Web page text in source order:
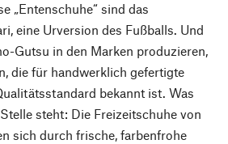
„Entenschuhe“ sind das
eine Urversion des Fußballs. Und
Gutsu in den Marken produzieren,
die für handwerklich gefertigte
bekannt ist. Was
steht: Die Freizeitschuhe von
sich durch frische, farbenfrohe